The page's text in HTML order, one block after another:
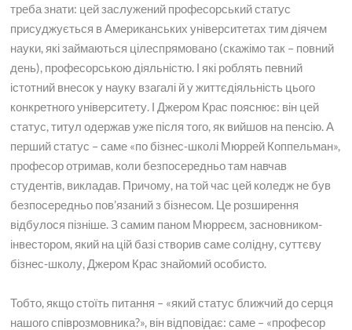
треба знати: цей заслужений професорський статус
присуджується в Американських університетах тим діячем
науки, які займаються цілеспрямовано (скажімо так – повний
день), професорською діяльністю. І які роблять певний
істотний внесок у науку взагалі й у життєдіяльність цього
конкретного університету. І Джером Крас пояснює: він цей
статус, титул одержав уже після того, як вийшов на пенсію. А
перший статус – саме «по бізнес-школі Мюррей Коппельман»,
професор отримав, коли безпосередньо там навчав
студентів, викладав. Причому, на той час цей коледж не був
безпосередньо пов’язаний з бізнесом. Це розширення
відбулося пізніше. З самим паном Мюрреєм, засновником-
інвестором, який на цій базі створив саме солідну, суттєву
бізнес-школу, Джером Крас знайомий особисто.
Тобто, якщо стоїть питання – «який статус ближчий до серця
нашого співрозмовника?», він відповідає: саме – «професор